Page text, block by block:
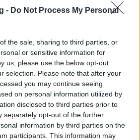
- Do Not Process My Personal
the sale, sharing to third parties, or
or sensitive information for
us, please use the below opt-out
selection. Please note that after your
you may continue seeing
on personal information utilized by
disclosed to third parties prior to
separately opt-out of the further
information by third parties on the
participants. This information may
értesülj a friss hírekről a
Követem